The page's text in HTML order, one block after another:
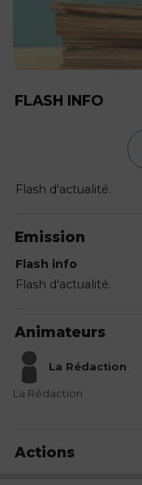
FLASH INFO
Flash d'actualité.
Emission
Flash info
Flash d'actualité.
Animateurs
La Rédaction
La Rédaction
Actions